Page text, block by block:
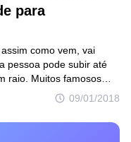
para
09/01/2018
como vem, vai
pessoa pode subir até
raio. Muitos famosos
de olhos, alguns por
sérios. Mas alguns
mais fortes do que